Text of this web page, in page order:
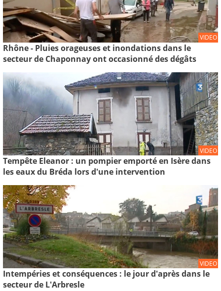
VIDEO
Rhône - Pluies orageuses et inondations dans le
secteur de Chaponnay ont occasionné des dégâts
VIDEO
Tempête Eleanor : un pompier emporté en Isère dans
les eaux du Bréda lors d'une intervention
VIDEO
Intempéries et conséquences : le jour d'après dans le
secteur de L'Arbresle